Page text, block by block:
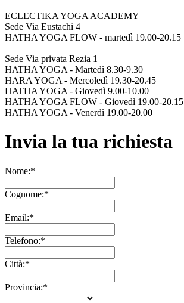
ECLECTIKA YOGA ACADEMY
Sede Via Eustachi 4
HATHA YOGA FLOW - martedì 19.00-20.15
Sede Via privata Rezia 1
HATHA YOGA - Martedì 8.30-9.30
HARA YOGA - Mercoledì 19.30-20.45
HATHA YOGA - Giovedì 9.00-10.00
HATHA YOGA FLOW - Giovedì 19.00-20.15
HATHA YOGA - Venerdì 19.00-20.00
Invia la tua richiesta
Nome:*
Cognome:*
Email:*
Telefono:*
Città:*
Provincia:*